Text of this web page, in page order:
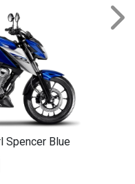
Spencer Blue